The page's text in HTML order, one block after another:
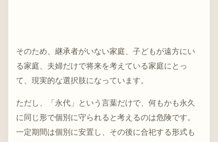
そのため、継承者がいない家庭、子どもが遠方にい
る家庭、夫婦だけで将来を考えている家庭にとっ
て、現実的な選択肢になっています。
ただし、「永代」という言葉だけで、何もかも永久
に同じ形で個別に守られると考えるのは危険です。
一定期間は個別に安置し、その後に合祀する形式も